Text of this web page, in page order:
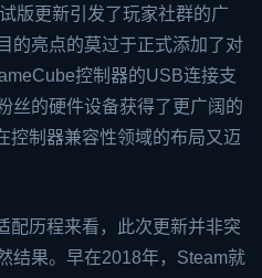
版更新引发了玩家社群的广
的亮点的莫过于正式添加了对
控制器的USB连接支
丝的硬件设备获得了更广阔的
控制器兼容性领域的布局又迈
配历程来看，此次更新并非突
结果。早在2018年，Steam就